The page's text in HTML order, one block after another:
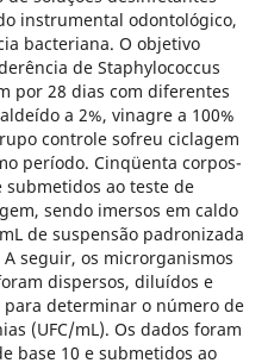
instrumental odontológico,
bacteriana. O objetivo
de Staphylococcus
por 28 dias com diferentes
a 2%, vinagre a 100%
controle sofreu ciclagem
período. Cinqüenta corpos-
ao teste de
sendo imersos em caldo
de suspensão padronizada
seguir, os microrganismos
dispersos, diluídos e
determinar o número de
(UFC/mL). Os dados foram
base 10 e submetidos ao